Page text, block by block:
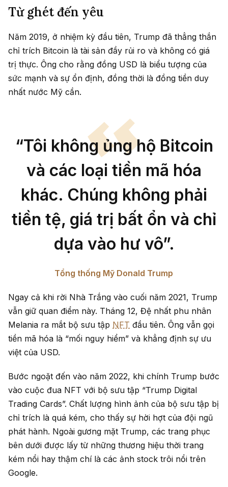
Từ ghét đến yêu
Năm 2019, ở nhiệm kỳ đầu tiên, Trump đã thẳng thắn
chỉ trích Bitcoin là tài sản đầy rủi ro và không có giá
trị thực. Ông cho rằng đồng USD là biểu tượng của
sức mạnh và sự ổn định, đồng thời là đồng tiền duy
nhất nước Mỹ cần.
“Tôi không ủng hộ Bitcoin
và các loại tiền mã hóa
khác. Chúng không phải
tiền tệ, giá trị bất ổn và chỉ
dựa vào hư vô”.
Tổng thống Mỹ Donald Trump
Ngay cả khi rời Nhà Trắng vào cuối năm 2021, Trump
vẫn giữ quan điểm này. Tháng 12, Đệ nhất phu nhân
Melania ra mắt bộ sưu tập NFT đầu tiên. Ông vẫn gọi
tiền mã hóa là “mối nguy hiểm” và khẳng định sự ưu
việt của USD.
Bước ngoặt đến vào năm 2022, khi chính Trump bước
vào cuộc đua NFT với bộ sưu tập “Trump Digital
Trading Cards”. Chất lượng hình ảnh của bộ sưu tập bị
chỉ trích là quá kém, cho thấy sự hời hợt của đội ngũ
phát hành. Ngoài gương mặt Trump, các trang phục
bên dưới được lấy từ những thương hiệu thời trang
kém nổi hay thậm chí là các ảnh stock trôi nổi trên
Google.